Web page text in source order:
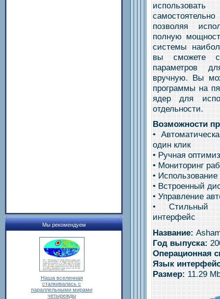
Мы рекомендуем
Наша вселенная
сталкивалась с
параллельными мирами
четырежды
позволяя
полную
системы
вы сможете
параметров
вручную. Вы
программы на
ядер для
отдельности.
Возможности
•
один клик
• Ручная
• Мониторинг
•
• Встроенный
• Управление
• Стильный и
интерфейс
Название:
Год выпуска:
Операционная
Язык
Размер: 11.29